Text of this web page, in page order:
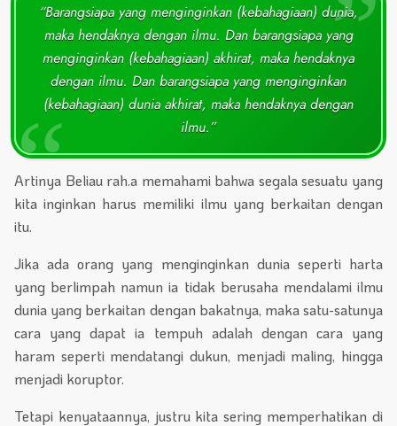
“Barangsiapa yang menginginkan (kebahagiaan) dunia,
maka hendaknya dengan ilmu. Dan barangsiapa yang
menginginkan (kebahagiaan) akhirat, maka hendaknya
dengan ilmu. Dan barangsiapa yang menginginkan
(kebahagiaan) dunia akhirat, maka hendaknya dengan
ilmu.”
Artinya Beliau rah.a memahami bahwa segala sesuatu yang
kita inginkan harus memiliki ilmu yang berkaitan dengan
itu.
Jika ada orang yang menginginkan dunia seperti harta
yang berlimpah namun ia tidak berusaha mendalami ilmu
dunia yang berkaitan dengan bakatnya, maka satu-satunya
cara yang dapat ia tempuh adalah dengan cara yang
haram seperti mendatangi dukun, menjadi maling, hingga
menjadi koruptor.
Tetapi kenyataannya, justru kita sering memperhatikan di